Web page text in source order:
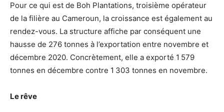
Pour ce qui est de Boh Plantations, troisième opérateur
de la filière au Cameroun, la croissance est également au
rendez-vous. La structure affiche par conséquent une
hausse de 276 tonnes à l’exportation entre novembre et
décembre 2020. Concrètement, elle a exporté 1 579
tonnes en décembre contre 1 303 tonnes en novembre.
Le rêve